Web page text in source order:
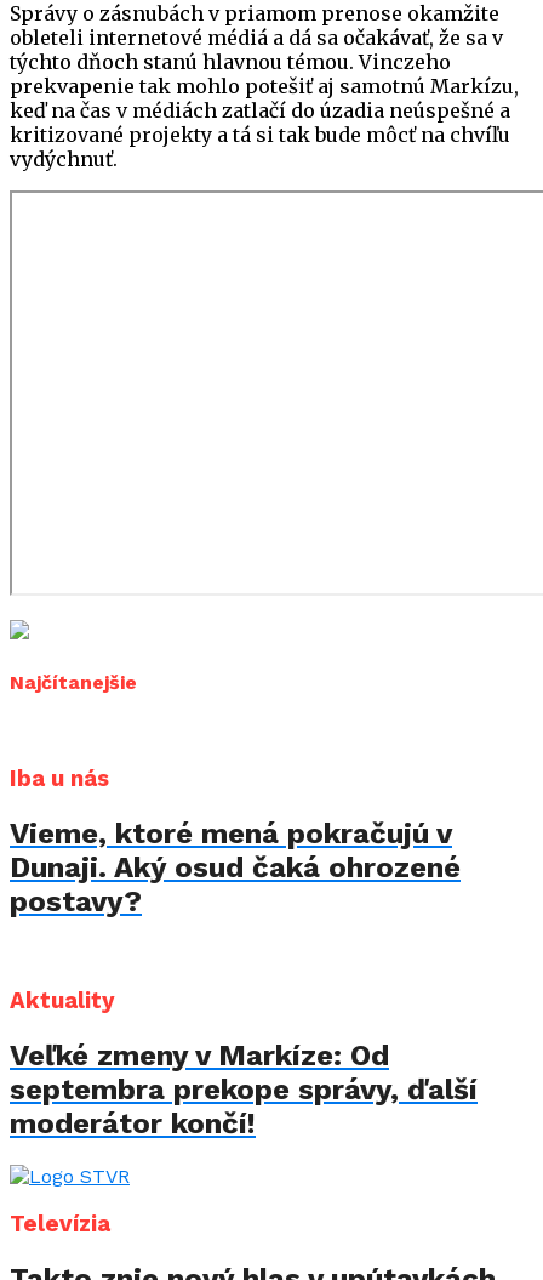
Správy o zásnubách v priamom prenose okamžite
obleteli internetové médiá a dá sa očakávať, že sa v
týchto dňoch stanú hlavnou témou. Vinczeho
prekvapenie tak mohlo potešiť aj samotnú Markízu,
keď na čas v médiách zatlačí do úzadia neúspešné a
kritizované projekty a tá si tak bude môcť na chvíľu
vydýchnuť.
Najčítanejšie
Iba u nás
Vieme, ktoré mená pokračujú v
Dunaji. Aký osud čaká ohrozené
postavy?
Aktuality
Veľké zmeny v Markíze: Od
septembra prekope správy, ďalší
moderátor končí!
Televízia